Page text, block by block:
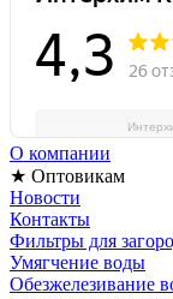
О компании
★ Оптовикам
Новости
Контакты
Фильтры для
Умягчение воды
Обезжелезивание